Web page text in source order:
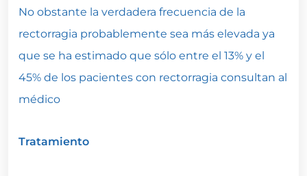
No obstante la verdadera frecuencia de la
rectorragia probablemente sea más elevada ya
que se ha estimado que sólo entre el 13% y el
45% de los pacientes con rectorragia consultan al
médico
Tratamiento